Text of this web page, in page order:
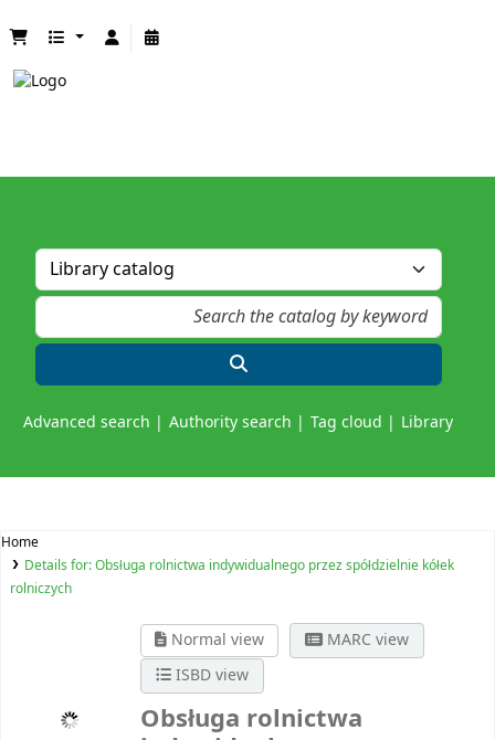
Advanced search Authority search Tag cloud Library
Home
Details for:Obsługa rolnictwa indywidualnego przez spółdzielnie kółek
rolniczych
Normal view
MARC view
ISBD view
Obsługa rolnictwa